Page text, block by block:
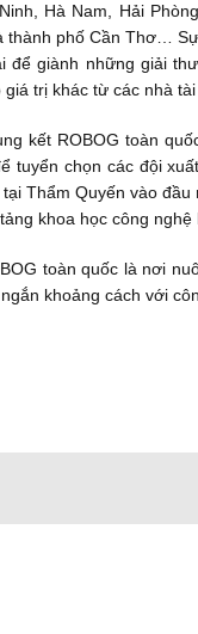
Hà Nam, Hải
thành phố Cần Thơ…
để giành những giải
giá trị khác từ các nhà tài
kết ROBOG toàn
tuyển chọn các đội
Thẩm Quyến vào
khoa học công nghệ
toàn quốc là nơi
khoảng cách với